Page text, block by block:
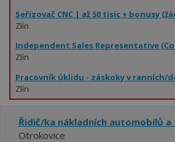
Seřizovač CNC | až 50 tisíc + bonusy
Zlín
Zlín
Zlín
Řidič/ka nákladních automobilů a
Otrokovice